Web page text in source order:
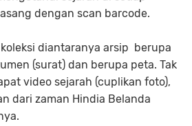
dengan scan barcode.
diantaranya arsip berupa
(surat) dan berupa peta. Tak
video sejarah (cuplikan foto),
dari zaman Hindia Belanda